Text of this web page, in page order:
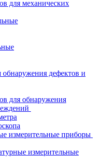
для механических
дефектов и
для обнаружения
измерительные приборы
измерительные